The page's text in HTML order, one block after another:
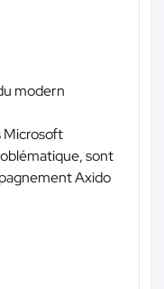
modern
Microsoft
sont
Axido